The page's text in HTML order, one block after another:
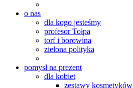
o nas
dla kogo jesteśmy
profesor Tołpa
torf i borowina
zielona polityka
pomysł na prezent
dla kobiet
zestawy kosmetyków